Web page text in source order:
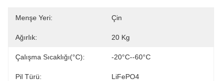
Menşe Yeri: Çin
Ağırlık: 20 Kg
Çalışma Sıcaklığı(°C): -20°C--60°C
Pil Türü: LiFePO4